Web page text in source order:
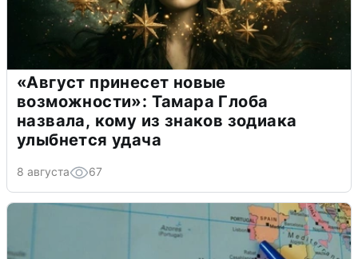
«Август принесет новые
возможности»: Тамара Глоба
назвала, кому из знаков зодиака
улыбнется удача
8 августа 67